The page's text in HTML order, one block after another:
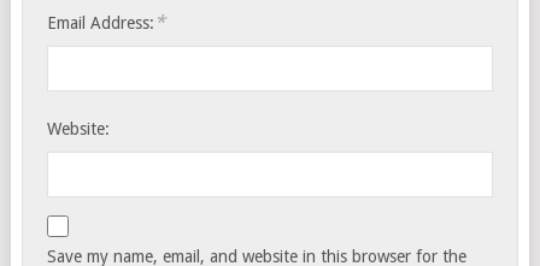
Email Address: *
Website:
Save my name, email, and website in this browser for the